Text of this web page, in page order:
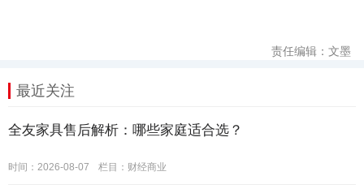
责任编辑：文墨
最近关注
全友家具售后解析：哪些家庭适合选？
时间：2026-08-07 栏目： 财经商业